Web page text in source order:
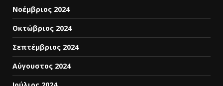
Νοέμβριος 2024
Οκτώβριος 2024
Σεπτέμβριος 2024
Αύγουστος 2024